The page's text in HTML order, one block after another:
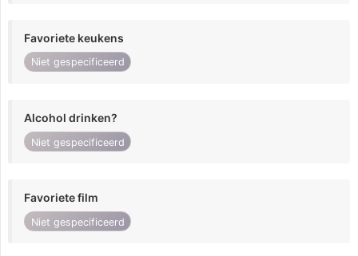
Favoriete keukens
Niet gespecificeerd
Alcohol drinken?
Niet gespecificeerd
Favoriete film
Niet gespecificeerd